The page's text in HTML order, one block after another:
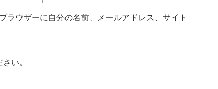
ラウザーに自分の名前、メールアドレス、サイト
い。